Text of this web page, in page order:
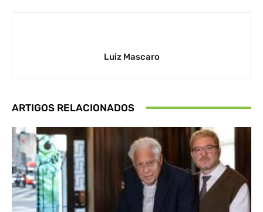
Luiz Mascaro
ARTIGOS RELACIONADOS